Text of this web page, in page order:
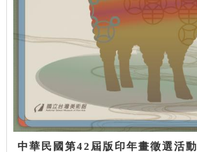
中華民國第42屆版印年畫徵選活動